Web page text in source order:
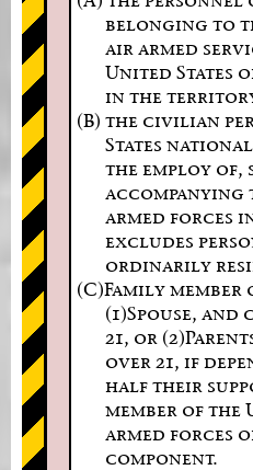
belonging to
air armed
United States
in the territory
(B) the civilian
States
the employ
accompanying
armed forces
excludes
ordinarily
(C)Family member
(1)Spouse,
21, or
over 21, if
half their
member of the
armed forces
component.